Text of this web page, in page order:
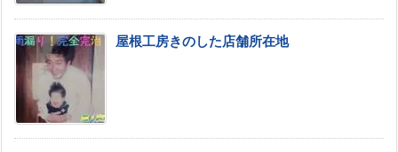
屋根工房きのした店舗所在地